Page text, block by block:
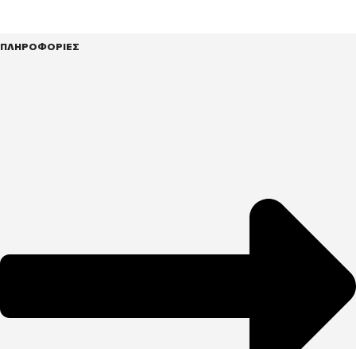
ΠΛΗΡΟΦΟΡΙΕΣ